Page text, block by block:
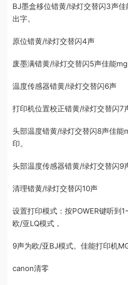
BJ墨盒移位错黄/绿灯交替闪3声
出字。
原位错黄/绿灯交替闪4声
废墨满错黄/绿灯交替闪5声佳能
温度传感器错黄/绿灯交替闪6声
打印机位置校正错黄/绿灯交替闪7
头部温度错黄/绿灯交替闪8声佳
印。
头部温度传感器错黄/绿灯交替闪9
清理错黄/绿灯交替闪10声
设置打印模式：按POWER键听到
欧/亚LQ模式，
9声为欧/亚BJ模式。佳能打印机
canon清零